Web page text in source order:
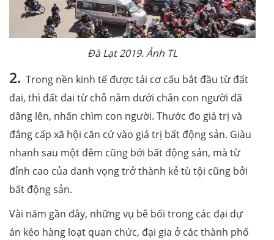
Đà Lạt 2019. Ảnh TL
2. Trong nền kinh tế được tái cơ cấu bắt đầu từ đất
đai, thì đất đai từ chỗ nằm dưới chân con người đã
dâng lên, nhấn chìm con người. Thước đo giá trị và
đẳng cấp xã hội căn cứ vào giá trị bất động sản. Giàu
nhanh sau một đêm cũng bởi bất động sản, mà từ
đỉnh cao của danh vọng trở thành kẻ tù tội cũng bởi
bất động sản.
Vài năm gần đây, những vụ bê bối trong các đại dự
án kéo hàng loạt quan chức, đại gia ở các thành phố